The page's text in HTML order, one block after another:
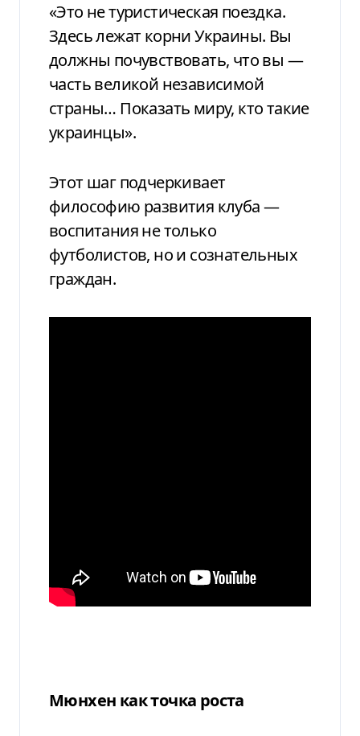
«Это не туристическая поездка.
Здесь лежат корни Украины. Вы
должны почувствовать, что вы —
часть великой независимой
страны… Показать миру, кто такие
украинцы».
Этот шаг подчеркивает
философию развития клуба —
воспитания не только
футболистов, но и сознательных
граждан.
Мюнхен как точка роста